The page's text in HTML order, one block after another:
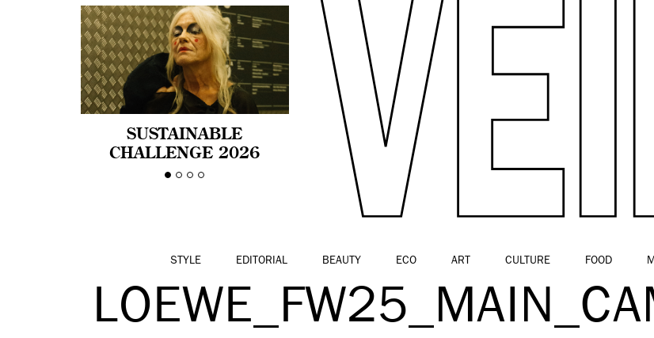
SUSTAINABLE
CHALLENGE 2026
CELEBRA LA
STYLE EDITORIAL BEAUTY ECO ART CULTURE FOOD